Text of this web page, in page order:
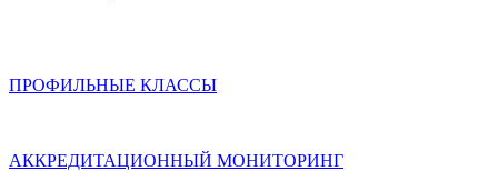
ПРОФИЛЬНЫЕ КЛАССЫ
АККРЕДИТАЦИОННЫЙ МОНИТОРИНГ